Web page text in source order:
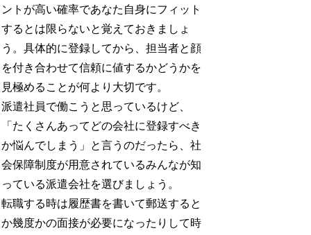
ントが高い確率であなた自身にフィット
するとは限らないと覚えておきましょ
う。具体的に登録してから、担当者と顔
を付き合わせて信頼に値するかどうかを
見極めることが何より大切です。
派遣社員で働こうと思っているけど、
「たくさんあってどの会社に登録すべき
か悩んでしまう」と言うのだったら、社
会保障制度が用意されているみんなが知
っている派遣会社を選びましょう。
転職する時は履歴書を書いて郵送すると
か幾度かの面接が必要になったりして時